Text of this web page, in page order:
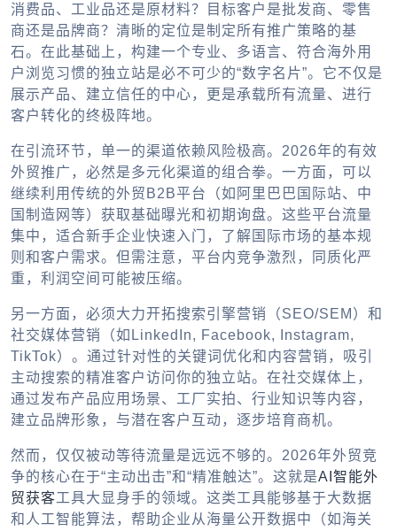
消费品、工业品还是原材料？目标客户是批发商、零售
商还是品牌商？清晰的定位是制定所有推广策略的基
石。在此基础上，构建一个专业、多语言、符合海外用
户浏览习惯的独立站是必不可少的“数字名片”。它不仅是
展示产品、建立信任的中心，更是承载所有流量、进行
客户转化的终极阵地。
在引流环节，单一的渠道依赖风险极高。2026年的有效
外贸推广，必然是多元化渠道的组合拳。一方面，可以
继续利用传统的外贸B2B平台（如阿里巴巴国际站、中
国制造网等）获取基础曝光和初期询盘。这些平台流量
集中，适合新手企业快速入门，了解国际市场的基本规
则和客户需求。但需注意，平台内竞争激烈，同质化严
重，利润空间可能被压缩。
另一方面，必须大力开拓搜索引擎营销（SEO/SEM）和
社交媒体营销（如LinkedIn, Facebook, Instagram,
TikTok）。通过针对性的关键词优化和内容营销，吸引
主动搜索的精准客户访问你的独立站。在社交媒体上，
通过发布产品应用场景、工厂实拍、行业知识等内容，
建立品牌形象，与潜在客户互动，逐步培育商机。
然而，仅仅被动等待流量是远远不够的。2026年外贸竞
争的核心在于“主动出击”和“精准触达”。这就是AI智能外
贸获客工具大显身手的领域。这类工具能够基于大数据
和人工智能算法，帮助企业从海量公开数据中（如海关